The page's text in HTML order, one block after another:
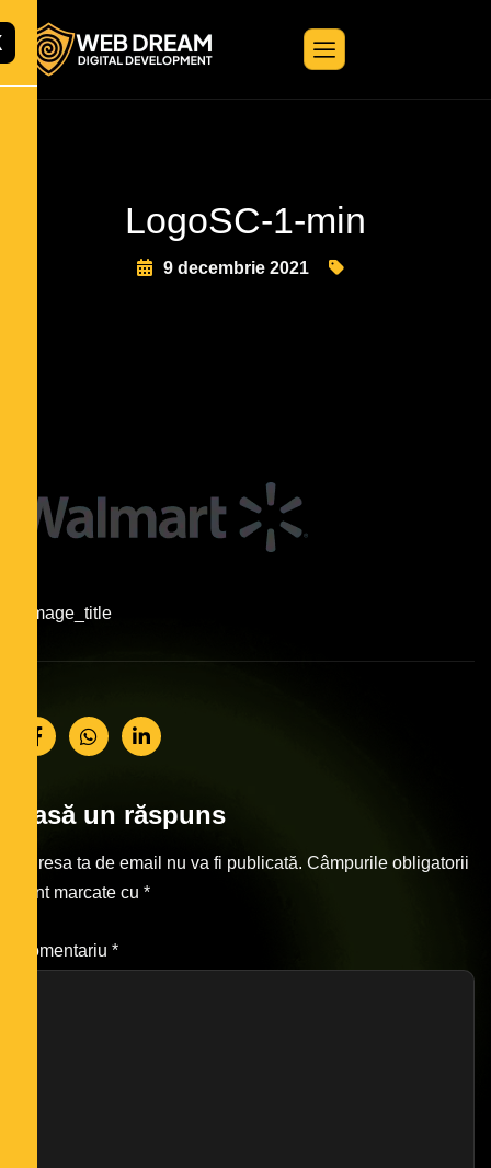
LogoSC-1-min
9 decembrie 2021
#image_title
Lasă un răspuns
Adresa ta de email nu va fi publicată. Câmpurile obligatorii
sunt marcate cu *
Comentariu *